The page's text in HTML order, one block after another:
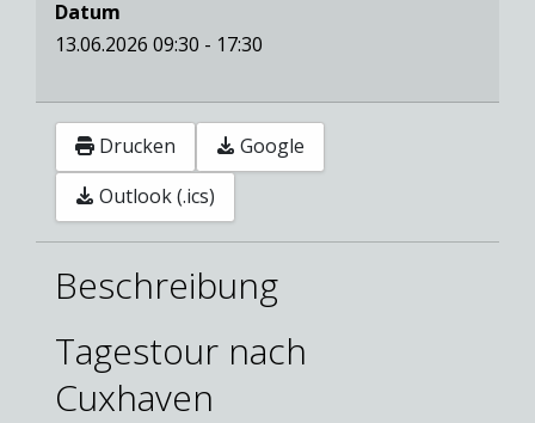
Datum
13.06.2026 09:30 - 17:30
Drucken
Google
Outlook (.ics)
Beschreibung
Tagestour nach
Cuxhaven